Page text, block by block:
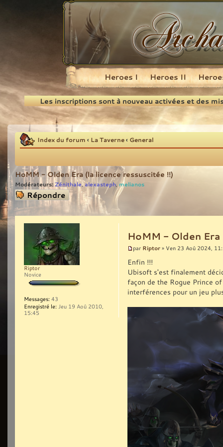
Recherche
Heroes I Heroes II
Les inscriptions sont à nouveau activées et des
Index du forum ‹ La Taverne‹ General
HoMM - Olden Era (la licence ressuscitée !!)
Modérateurs: Zénithale,alexasteph, melianos
Répondre
HoMM - Olden
par Riptor » Ven 23 Aoû 2024,
Enfin !!!
Ubisoft s'est finalement
façon de the Rogue Prince
interférences pour un jeu
Riptor
Novice
Messages: 43
Enregistré le: Jeu 19 Aoû 2010,
15:45